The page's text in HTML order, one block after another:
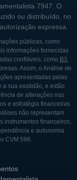
7947. O
ou distribuído, no
expressa.
públicas, como
informações fornecidas
confiáveis, como B3,
Assim, o Análise de
apresentadas pelas
sua exatidão, e estão
de alterações nas
e estratégia financeiras
não representam
instrumentos financeiros,
e autonomia
CVM 598.